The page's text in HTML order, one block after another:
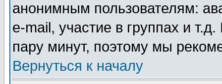
анонимным пользователям:
e-mail, участие в группах и
пару минут, поэтому мы
Вернуться к началу